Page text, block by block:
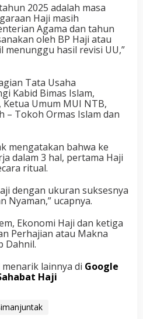
2025 adalah masa
Haji masih
Agama dan tahun
oleh BP Haji atau
menunggu hasil revisi UU,”
Tata Usaha
Kabid Bimas Islam,
Umum MUI NTB,
– Tokoh Ormas Islam dan
mengatakan bahwa ke
dalam 3 hal, pertama Haji
ritual.
dengan ukuran suksesnya
Nyaman,” ucapnya.
Ekonomi Haji dan ketiga
Perhajian atau Makna
Dahnil.
lainnya di Google
Haji